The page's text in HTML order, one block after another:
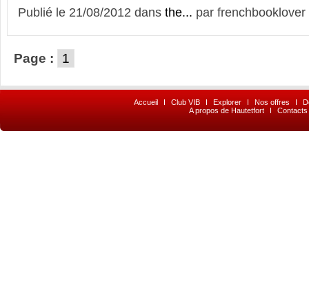
Publié le 21/08/2012 dans the... par
Page : 1
Accueil I Club VIB I Explorer I Nos offres I
A propos de Hautetfort
I Contacts